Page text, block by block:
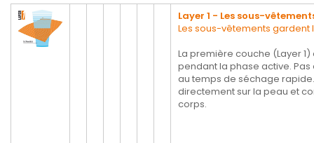
Layer 1 - Les sous-
Les sous-vêtements gardent
La première couche (Layer
pendant la phase active.
au temps de séchage
directement sur la peau et
corps.